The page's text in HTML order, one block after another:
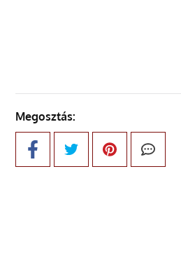
Megosztás: